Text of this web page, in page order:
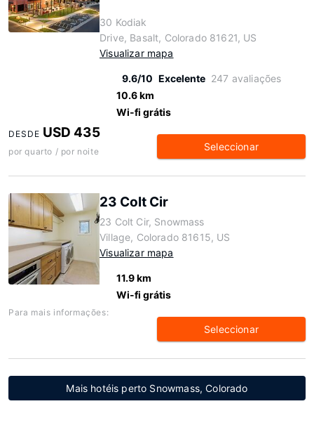
30 Kodiak
Drive, Basalt, Colorado 81621, US
Visualizar mapa
9.6/10 Excelente 247 avaliações
10.6 km
Wi-fi grátis
DESDE USD 435
por quarto / por noite Seleccionar
23 Colt Cir
23 Colt Cir, Snowmass
Village, Colorado 81615, US
Visualizar mapa
11.9 km
Wi-fi grátis
Para mais informações:
Seleccionar
Mais hotéis perto Snowmass, Colorado